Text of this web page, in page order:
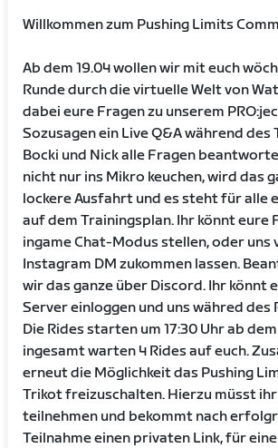
Willkommen zum Pushing Limits
Ab dem 19.04 wollen wir mit euch
Runde durch die virtuelle Welt von
dabei eure Fragen zu unserem
Sozusagen ein Live Q&A während des
Bocki und Nick alle Fragen
nicht nur ins Mikro keuchen, wird das
lockere Ausfahrt und es steht für alle
auf dem Trainingsplan. Ihr könnt eure
ingame Chat-Modus stellen, oder uns
Instagram DM zukommen lassen.
wir das ganze über Discord. Ihr könnt
Server einloggen und uns währed des
Die Rides starten um 17:30 Uhr ab
ingesamt warten 4 Rides auf euch.
erneut die Möglichkeit das Pushing
Trikot freizuschalten. Hierzu müsst ihr
teilnehmen und bekommt nach
Teilnahme einen privaten Link, für